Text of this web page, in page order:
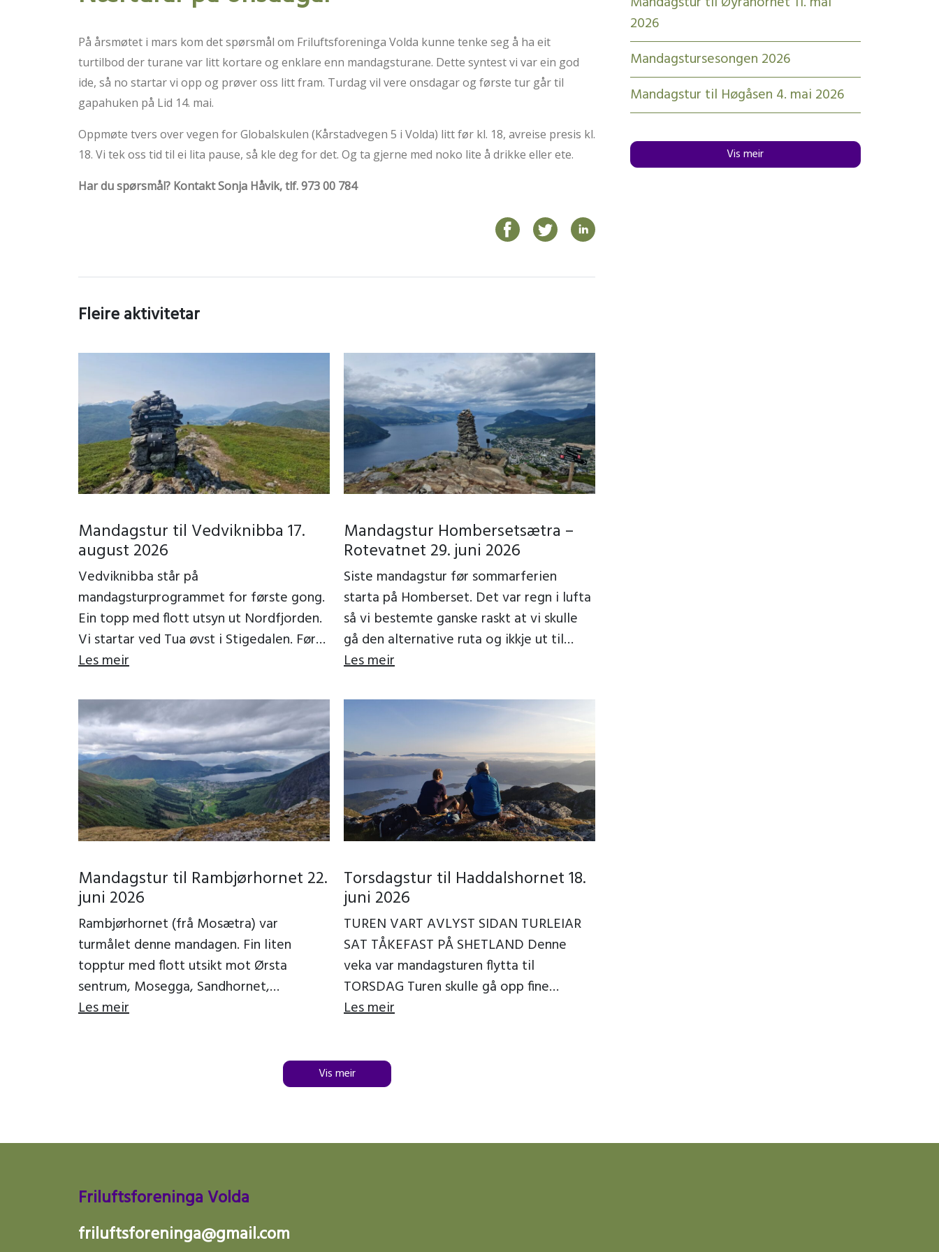
På årsmøtet i mars kom det spørsmål om Friluftsforeninga Volda kunne tenke seg å ha eit
turtilbod der turane var litt kortare og enklare enn mandagsturane. Dette syntest vi var ein god
ide, så no startar vi opp og prøver oss litt fram. Turdag vil vere onsdagar og første tur går til
gapahuken på Lid 14. mai.
Oppmøte tvers over vegen for Globalskulen (Kårstadvegen 5 i Volda) litt før kl. 18, avreise presis kl.
18. Vi tek oss tid til ei lita pause, så kle deg for det. Og ta gjerne med noko lite å drikke eller ete.
Har du spørsmål? Kontakt Sonja Håvik, tlf. 973 00 784
Fleire aktivitetar
Mandagstur til Vedviknibba 17.
august 2026
Vedviknibba står på
mandagsturprogrammet for første gong.
Ein topp med flott utsyn ut Nordfjorden.
Vi startar ved Tua øvst i Stigedalen. Først
på grusveg 3-400 m forbi eit artig
Les meir
Mandagstur Hombersetsætra –
Rotevatnet 29. juni 2026
Siste mandagstur før sommarferien
starta på Homberset. Det var regn i lufta
så vi bestemte ganske raskt at vi skulle
gå den alternative ruta og ikkje ut til
Rotsethornet. Men […]
Les meir
Mandagstur til Rambjørhornet 22.
juni 2026
Rambjørhornet (frå Mosætra) var
turmålet denne mandagen. Fin liten
topptur med flott utsikt mot Ørsta
sentrum, Mosegga, Sandhornet,
Brekkeheida, Kjerringa, Saudehornet og
Les meir
Torsdagstur til Haddalshornet 18.
juni 2026
TUREN VART AVLYST SIDAN TURLEIAR
SAT TÅKEFAST PÅ SHETLAND Denne
veka var mandagsturen flytta til
TORSDAG Turen skulle gå opp fine
Klungsdalen til Haddalshornet, på fin sti
Les meir
Vis meir
2026
Mandagstursesongen 2026
Mandagstur til Høgåsen 4. mai 2026
Vis meir
Friluftsforeninga Volda
friluftsforeninga@gmail.com